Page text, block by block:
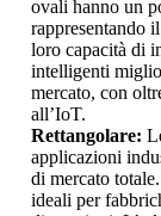
ovali hanno un
rappresentando
loro capacità di
intelligenti
mercato, con
all’IoT.
Rettangolare:
applicazioni
di mercato
ideali per